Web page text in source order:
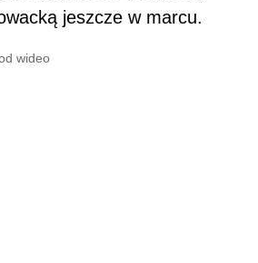
jeszcze w marcu.
wideo